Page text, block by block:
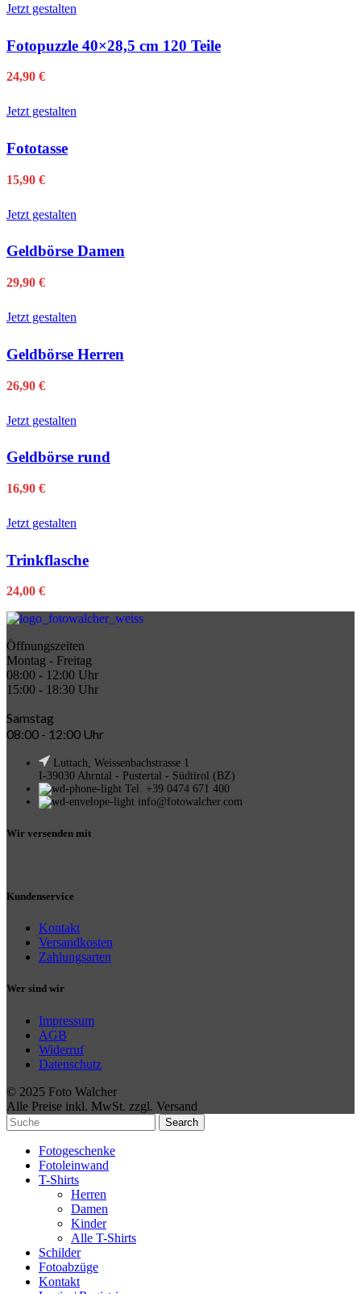
Jetzt gestalten
Fotopuzzle 40×28,5 cm 120 Teile
24,90 €
Jetzt gestalten
Fototasse
15,90 €
Jetzt gestalten
Geldbörse Damen
29,90 €
Jetzt gestalten
Geldbörse Herren
26,90 €
Jetzt gestalten
Geldbörse rund
16,90 €
Jetzt gestalten
Trinkflasche
24,00 €
Öffnungszeiten
Montag - Freitag
08:00 - 12:00 Uhr
15:00 - 18:30 Uhr
Samstag
08:00 - 12:00 Uhr
Luttach, Weissenbachstrasse 1
I-39030 Ahrntal - Pustertal - Südtirol (BZ)
Tel. +39 0474 671 400
info@fotowalcher.com
Wir versenden mit
Kundenservice
Kontakt
Versandkosten
Zahlungsarten
Wer sind wir
Impressum
AGB
Widerruf
Datenschutz
© 2025 Foto Walcher
Alle Preise inkl. MwSt. zzgl. Versand
Search
Fotogeschenke
Fotoleinwand
T-Shirts
Herren
Damen
Kinder
Alle T-Shirts
Schilder
Fotoabzüge
Kontakt